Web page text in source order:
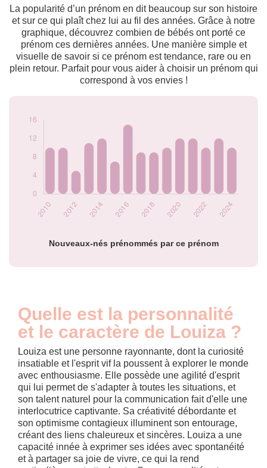
La popularité d’un prénom en dit beaucoup sur son histoire
et sur ce qui plaît chez lui au fil des années. Grâce à notre
graphique, découvrez combien de bébés ont porté ce
prénom ces dernières années. Une manière simple et
visuelle de savoir si ce prénom est tendance, rare ou en
plein retour. Parfait pour vous aider à choisir un prénom qui
correspond à vos envies !
Nouveaux-nés prénommés par ce prénom
Popularité du
2010
10
2011
10
2012
5
2013
11
2014
12
2015
7
2019
2020
12
10
Quelle est la personnalité
et le caractère de Louiza ?
Louiza est une personne rayonnante, dont la curiosité
insatiable et l'esprit vif la poussent à explorer le monde
avec enthousiasme. Elle possède une agilité d'esprit
qui lui permet de s'adapter à toutes les situations, et
son talent naturel pour la communication fait d'elle une
interlocutrice captivante. Sa créativité débordante et
son optimisme contagieux illuminent son entourage,
créant des liens chaleureux et sincères. Louiza a une
capacité innée à exprimer ses idées avec spontanéité
et à partager sa joie de vivre, ce qui la rend